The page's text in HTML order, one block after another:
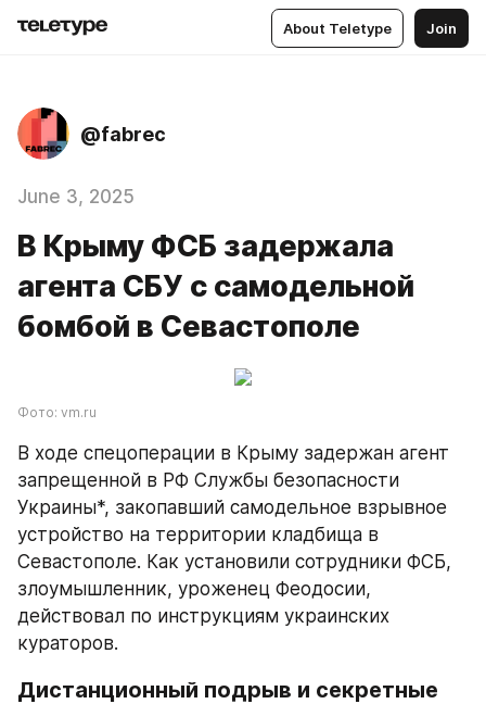
About Teletype Join
@fabrec
June 3, 2025
В Крыму ФСБ задержала
агента СБУ с самодельной
бомбой в Севастополе
Фото: vm.ru
В ходе спецоперации в Крыму задержан агент
запрещенной в РФ Службы безопасности
Украины*, закопавший самодельное взрывное
устройство на территории кладбища в
Севастополе. Как установили сотрудники ФСБ,
злоумышленник, уроженец Феодосии,
действовал по инструкциям украинских
кураторов.
Дистанционный подрыв и секретные